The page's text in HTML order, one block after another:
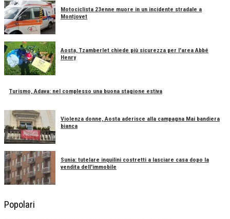
Motociclista 23enne muore in un incidente stradale a
Montjovet
Aosta, Tzamberlet chiede più sicurezza per l'area Abbé
Henry
Turismo, Adava: nel complesso una buona stagione estiva
Violenza donne, Aosta aderisce alla campagna Mai bandiera
bianca
Sunia: tutelare inquilini costretti a lasciare casa dopo la
vendita dell'immobile
Popolari